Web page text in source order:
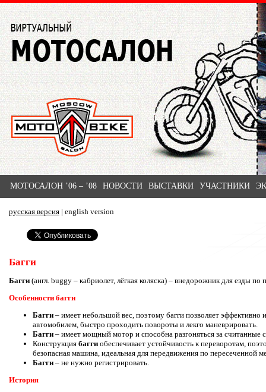
МОТОСАЛОН ’06 – ’08 НОВОСТИ ВЫСТАВКИ УЧАСТНИКИ
русская версия | english version
Багги
Багги (англ. buggy – кабриолет, лёгкая коляска) – внедорожник для езды по
Особенности багги
Багги – имеет небольшой вес, поэтому багги позволяет эффективно
автомобилем, быстро проходить повороты и лекго маневрировать.
Багги – имеет мощный мотор и способна разгоняться за считанные
Конструкция багги обеспечивает устойчивость к переворотам,
безопасная машина, идеальная для передвижения по пересеченной
Багги – не нужно регистрировать.
История